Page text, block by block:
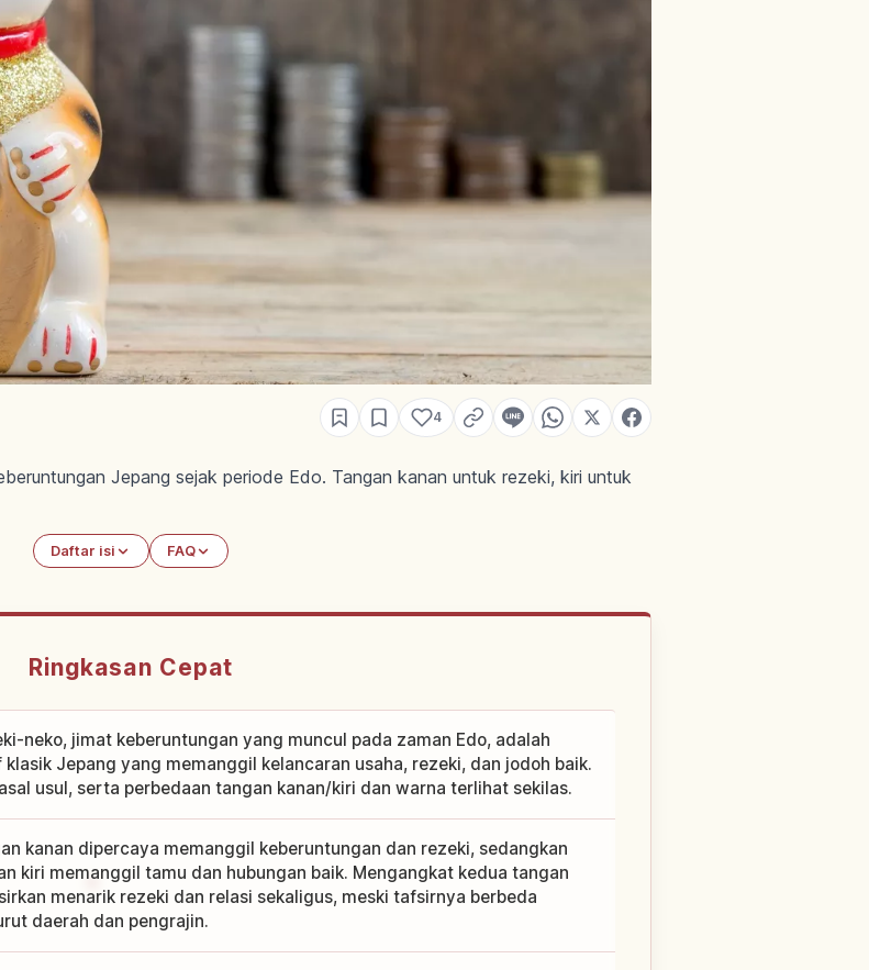
4
Jepang sejak periode Edo. Tangan kanan untuk rezeki, kiri untuk
Daftar isi FAQ
Ringkasan Cepat
neko, jimat keberuntungan yang muncul pada zaman Edo, adalah
klasik Jepang yang memanggil kelancaran usaha, rezeki, dan jodoh baik.
usul, serta perbedaan tangan kanan/kiri dan warna terlihat sekilas.
kanan dipercaya memanggil keberuntungan dan rezeki, sedangkan
kiri memanggil tamu dan hubungan baik. Mengangkat kedua tangan
menarik rezeki dan relasi sekaligus, meski tafsirnya berbeda
daerah dan pengrajin.